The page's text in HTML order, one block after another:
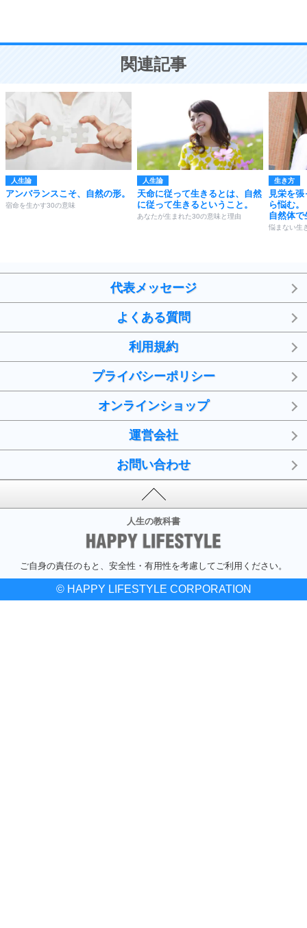
ことが大切。
関連記事
人生論
アンバランスこそ、自然の形。
宿命を生かす30の意味
人生論
天命に従って生きるとは、自然
に従って生きるということ。
あなたが生まれた30の意味と理由
生き方
見栄を
ら悩む。
自然体で
悩まない生
代表メッセージ
よくある質問
利用規約
プライバシーポリシー
オンラインショップ
運営会社
お問い合わせ
人生の教科書
ご自身の責任のもと、安全性・有用性を考慮してご利用ください。
© HAPPY LIFESTYLE CORPORATION